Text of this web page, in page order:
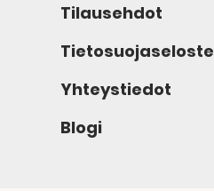
Tilausehdot
Tietosuojaseloste
Yhteystiedot
Blogi